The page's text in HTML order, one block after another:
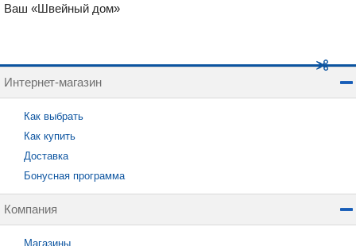
Ваш «Швейный дом»
Интернет-магазин
Как выбрать
Как купить
Доставка
Бонусная программа
Компания
Магазины